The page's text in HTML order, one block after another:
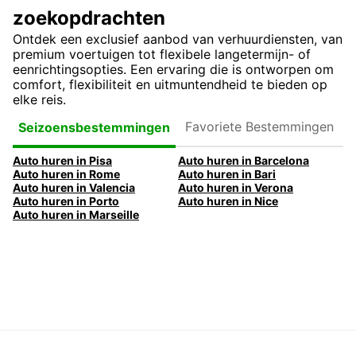
zoekopdrachten
Ontdek een exclusief aanbod van verhuurdiensten, van
premium voertuigen tot flexibele langetermijn- of
eenrichtingsopties. Een ervaring die is ontworpen om
comfort, flexibiliteit en uitmuntendheid te bieden op
elke reis.
Seizoensbestemmingen
Bestemmingen
Auto huren in Pisa
Auto huren in Barcelona
Auto huren in Rome
Auto huren in Bari
Auto huren in Valencia
Auto huren in Verona
Auto huren in Porto
Auto huren in Nice
Auto huren in Marseille